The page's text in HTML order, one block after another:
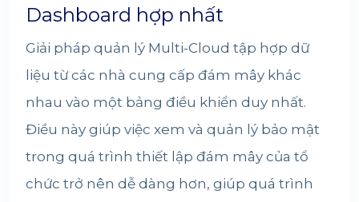
Dashboard hợp nhất
Giải pháp quản lý Multi-Cloud tập hợp dữ
liệu từ các nhà cung cấp đám mây khác
nhau vào một bảng điều khiển duy nhất.
Điều này giúp việc xem và quản lý bảo mật
trong quá trình thiết lập đám mây của tổ
chức trở nên dễ dàng hơn, giúp quá trình